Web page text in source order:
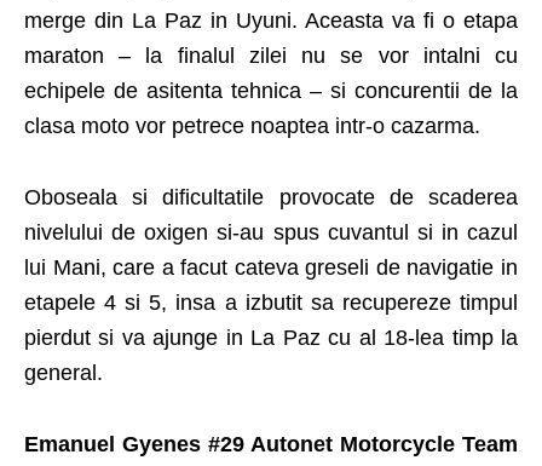
merge din La Paz in Uyuni. Aceasta va fi o etapa
maraton – la finalul zilei nu se vor intalni cu
echipele de asitenta tehnica – si concurentii de la
clasa moto vor petrece noaptea intr-o cazarma.
Oboseala si dificultatile provocate de scaderea
nivelului de oxigen si-au spus cuvantul si in cazul
lui Mani, care a facut cateva greseli de navigatie in
etapele 4 si 5, insa a izbutit sa recupereze timpul
pierdut si va ajunge in La Paz cu al 18-lea timp la
general.
Emanuel Gyenes #29 Autonet Motorcycle Team